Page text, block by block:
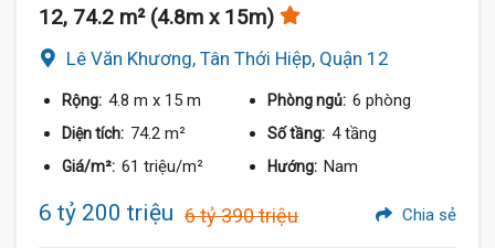
12, 74.2 m² (4.8m x 15m)
Lê Văn Khương, Tân Thới Hiệp, Quận 12
Rộng: 4.8 m x 15 m Phòng ngủ: 6 phòng
Diện tích: 74.2 m² Số tầng: 4 tầng
Giá/m²: 61 triệu/m² Hướng: Nam
6 tỷ 200 triệu 6 tỷ 390 triệu Chia sẻ